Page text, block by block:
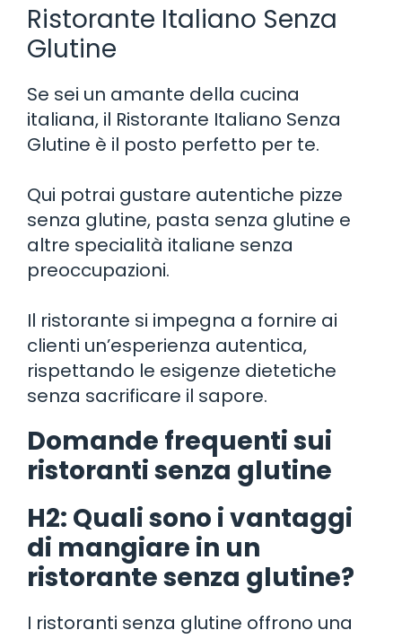
Ristorante Italiano Senza
Glutine
Se sei un amante della cucina
italiana, il Ristorante Italiano Senza
Glutine è il posto perfetto per te.
Qui potrai gustare autentiche pizze
senza glutine, pasta senza glutine e
altre specialità italiane senza
preoccupazioni.
Il ristorante si impegna a fornire ai
clienti un’esperienza autentica,
rispettando le esigenze dietetiche
senza sacrificare il sapore.
Domande frequenti sui
ristoranti senza glutine
H2: Quali sono i vantaggi
di mangiare in un
ristorante senza glutine?
I ristoranti senza glutine offrono una